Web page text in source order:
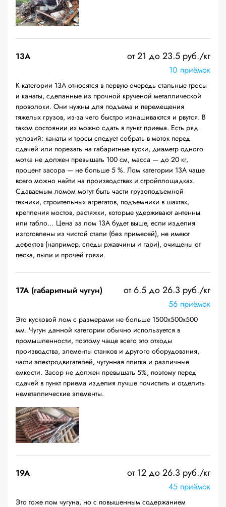
13А от 21 до 23.5 руб./кг
10 приёмок
К категории 13А относятся в первую очередь стальные тросы
и канаты, сделанные из прочной крученой металлической
проволоки. Они нужны для подъема и перемещения
тяжелых грузов, из-за чего быстро изнашиваются и рвутся. В
таком состоянии их можно сдать в пункт приема. Есть ряд
условий: канаты и тросы следует собрать в моток перед
сдачей или порезать на габаритные куски, диаметр одного
мотка не должен превышать 100 см, масса — до 20 кг,
процент засора — не больше 5 %. Лом категории 13А чаще
всего можно найти на производствах и стройплощадках.
Сдаваемым ломом могут быть части грузоподъемной
техники, строительных агрегатов, подъемники в шахтах,
крепления мостов, растяжки, которые удерживают антенны
или табло… Цена за лом 13А будет выше, если изделия
изготовлены из чистой стали (без примесей), не имеют
дефектов (например, следы ржавчины и гари), очищены от
песка, пыли и прочей грязи.
17А (габаритный чугун) от 6.5 до 26.3 руб./кг
56 приёмок
Это кусковой лом с размерами не больше 1500х500х500
мм. Чугун данной категории обычно используется в
промышленности, поэтому чаще всего это отходы
производства, элементы станков и другого оборудования,
части электродвигателей, чугунная плитка и различные
емкости. Засор не должен превышать 5%, поэтому перед
сдачей в пункт приема изделия лучше почистить и отделить
неметаллические элементы.
19A от 12 до 26.3 руб./кг
45 приёмок
Это тоже лом чугуна, но с повышенным содержанием